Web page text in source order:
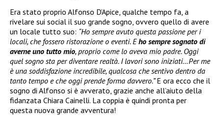
Era stato proprio Alfonso D’Apice, qualche tempo fa, a
rivelare sui social il suo grande sogno, ovvero quello di avere
un locale tutto suo: “Ho sempre avuto questa passione per i
locali, che fossero ristorazione o eventi. Eho sempre sognato di
averne uno tutto mio, proprio come lo aveva mio padre. Oggi
quel sogno sta per diventare realtà. I lavori sono iniziati…Per me
è una soddisfazione incredibile, qualcosa che sentivo dentro da
tanto tempo e che oggi prende forma davvero.”E ora ecco che il
sogno di Alfonso si è avverato, grazie anche all’aiuto della
fidanzata Chiara Cainelli. La coppia è quindi pronta per
questa nuova grande avventura!